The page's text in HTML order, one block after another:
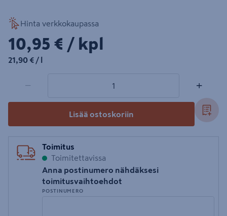
Hinta verkkokaupassa
10,95€/kpl
10,95 € / kpl
21,90€/l
21,90 € / l
− +
Lisää ostoskoriin
Toimitus
Toimitettavissa
Anna postinumero nähdäksesi
toimitusvaihtoehdot
POSTINUMERO